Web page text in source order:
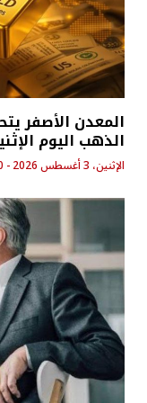
المعدن الأصفر
الذهب اليوم
الإثنين، 3 أغسطس 2026 - 11:50 ص